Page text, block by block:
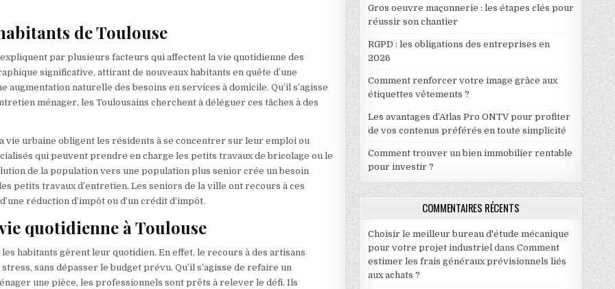
de Toulouse
par plusieurs facteurs qui affectent la vie quotidienne des
significative, attirant de nouveaux habitants en quête d’une
augmentation naturelle des besoins en services à domicile. Qu’il s’agisse
ménager, les Toulousains cherchent à déléguer ces tâches à des
urbaine obligent les résidents à se concentrer sur leur emploi ou
qui peuvent prendre en charge les petits travaux de bricolage ou le
de la population vers une population plus senior crée un besoin
petits travaux d’entretien. Les seniors de la ville ont recours à ces
réduction d’impôt ou d’un crédit d’impôt.
quotidienne à Toulouse
habitants gèrent leur quotidien. En effet, le recours à des artisans
sans dépasser le budget prévu. Qu’il s’agisse de refaire un
une pièce, les professionnels sont prêts à relever le défi. Ils
Gros oeuvre maçonnerie : les étapes clés pour
réussir son chantier
RGPD : les obligations des entreprises en
2026
Comment renforcer votre image grâce aux
étiquettes vêtements ?
Les avantages d’Atlas Pro ONTV pour profiter
de vos contenus préférés en toute simplicité
Comment trouver un bien immobilier rentable
pour investir ?
COMMENTAIRES RÉCENTS
Choisir le meilleur bureau d'étude mécanique
pour votre projet industriel dans Comment
estimer les frais généraux prévisionnels liés
aux achats ?